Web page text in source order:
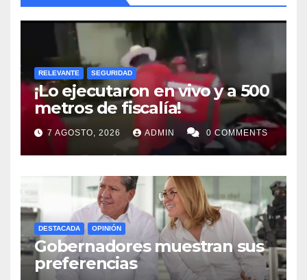
RELEVANTE SEGURIDAD
¡Lo ejecutaron en vivo y a 500
metros de fiscalía!
7 AGOSTO, 2026 ADMIN 0 COMMENTS
DESTACADA OPINIÓN
Gobernadores muestran sus
preferencias